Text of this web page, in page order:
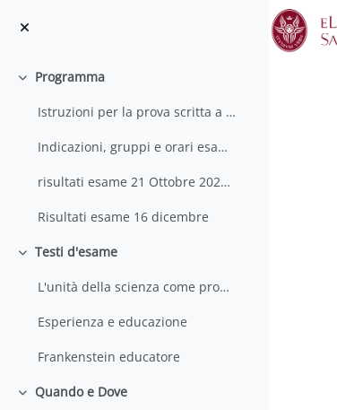
Minimizza
Programma
Istruzioni per la prova scritta a distanza
Indicazioni, gruppi e orari esame 21 ottobre
risultati esame 21 Ottobre 2022 ALL
Risultati esame 16 dicembre
Minimizza
Testi d'esame
L'unità della scienza come problema sociale
Esperienza e educazione
Frankenstein educatore
Minimizza
Quando e Dove